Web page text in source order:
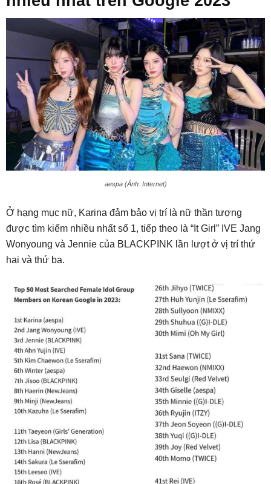
aespa (Ảnh: Internet)
Ở hạng mục nữ, Karina đảm bảo vị trí là nữ thần tượng
được tìm kiếm nhiều nhất số 1, tiếp theo là “It Girl” IVE Jang
Wonyoung và Jennie của BLACKPINK lần lượt ở vị trí thứ
hai và thứ ba.